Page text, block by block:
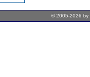
© 2005-2026 by